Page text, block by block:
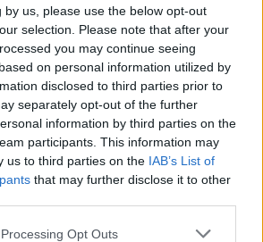
by us, please use the below opt-out
selection. Please note that after your
you may continue seeing
on personal information utilized by
disclosed to third parties prior to
separately opt-out of the further
information by third parties on the
participants. This information may
us to third parties on the IAB’s List of
that may further disclose it to other
website/app uses one or more Google
Opt Outs
η πιο Εύκολη
Υπολογιστών σε 2